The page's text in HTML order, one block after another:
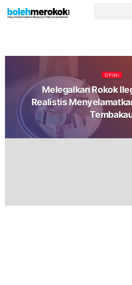
OPINI
Melegalkan Rokok
Realistis